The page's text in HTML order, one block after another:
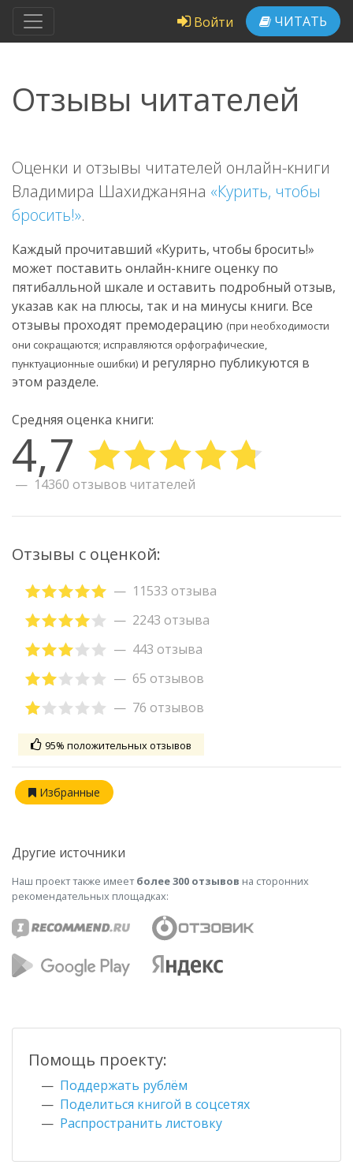
Войти ЧИТАТЬ
Отзывы читателей
Оценки и отзывы читателей онлайн-книги
Владимира Шахиджаняна «Курить, чтобы
бросить!».
Каждый прочитавший «Курить, чтобы бросить!»
может поставить онлайн-книге оценку по
пятибалльной шкале и оставить подробный отзыв,
указав как на плюсы, так и на минусы книги. Все
отзывы проходят премодерацию (при необходимости
они сокращаются; исправляются орфографические,
пунктуационные ошибки) и регулярно публикуются в
этом разделе.
Средняя оценка книги:
4,7
14360 отзывов читателей
Отзывы с оценкой:
11533 отзыва
2243 отзыва
443 отзыва
65 отзывов
76 отзывов
95% положительных отзывов
Избранные
Другие источники
Наш проект также имеетболее 300 отзывов на сторонних
рекомендательных площадках:
Помощь проекту:
Поддержать рублём
Поделиться книгой в соцсетях
Распространить листовку